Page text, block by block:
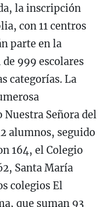
la inscripción
con 11 centros
parte en la
999 escolares
categorías. La
Señora del
alumnos, seguido
164, el Colegio
Santa María
colegios El
que suman 93